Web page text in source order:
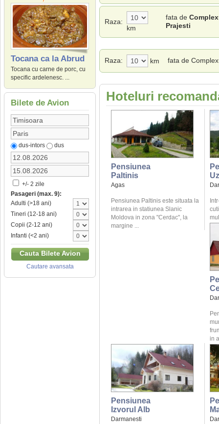
Tocana ca la Abrud
Tocana cu carne de porc, cu
specific ardelenesc. ...
Bilete de Avion
dus-intors dus
+/- 2 zile
Pasageri (max. 9):
Adulti (>18 ani)
Tineri (12-18 ani)
Copii (2-12 ani)
Infanti (<2 ani)
Cauta Bilete Avion
Cautare avansata
Raza:
km
fata de
Prajesti
Raza: km fata de
Hoteluri
Pensiunea
Paltinis
Agas
Pensiunea Paltinis este situata la
intrarea in statiunea Slanic
Moldova in zona "Cerdac", la
margine ...
in
Pensiunea
Izvorul Alb
Darmanesti